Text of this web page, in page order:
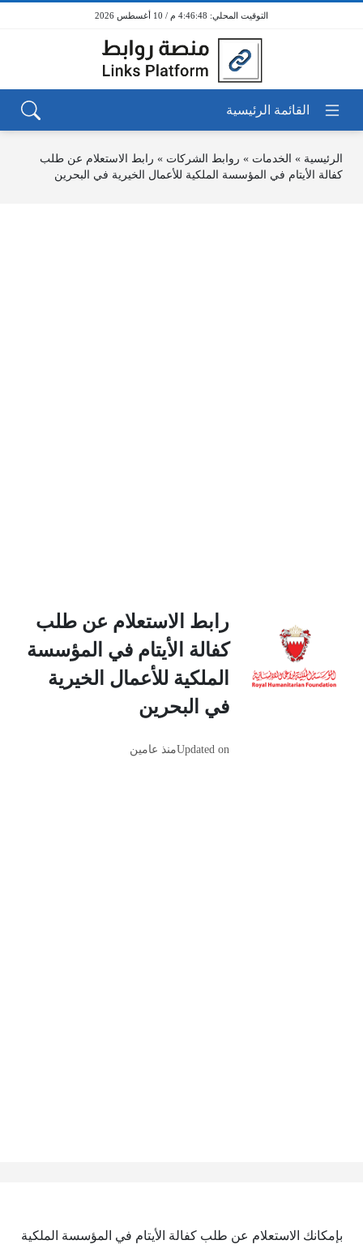
4:46:48 م / 10 أغسطس 2026
الرئيسية » الخدمات » روابط الشركات » رابط الاستعلام عن طلب
كفالة الأيتام في المؤسسة الملكية للأعمال الخيرية في البحرين
رابط الاستعلام عن طلب
كفالة الأيتام في المؤسسة
الملكية للأعمال الخيرية
في البحرين
Updated onمنذ عامين
بإمكانك الاستعلام عن طلب كفالة الأيتام في المؤسسة الملكية